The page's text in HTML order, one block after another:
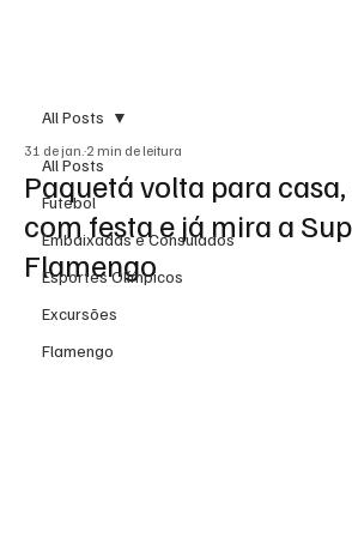
All Posts
Futebol
Embaixadas e Consulados
Esportes Olímpicos
Excursões
Flamengo
All Posts
Paquetá volta para
com festa e já mira a
Flamengo
31 de jan. 2 min de leitura